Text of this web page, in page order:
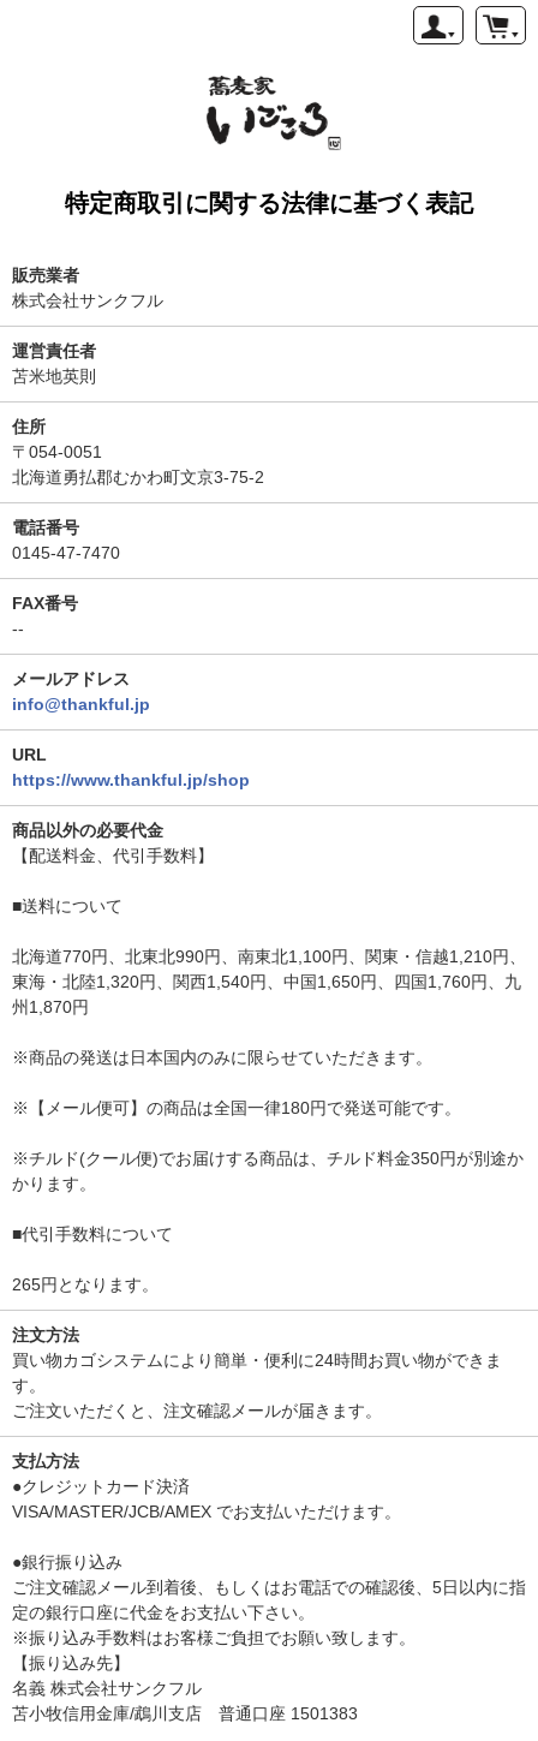
特定商取引に関する法律に基づく表記
販売業者
株式会社サンクフル
運営責任者
苫米地英則
住所
〒054-0051
北海道勇払郡むかわ町文京3-75-2
電話番号
0145-47-7470
FAX番号
--
メールアドレス
info@thankful.jp
URL
https://www.thankful.jp/shop
商品以外の必要代金
【配送料金、代引手数料】
■送料について
北海道770円、北東北990円、南東北1,100円、関東・信越1,210円、
東海・北陸1,320円、関西1,540円、中国1,650円、四国1,760円、九
州1,870円
※商品の発送は日本国内のみに限らせていただきます。
※【メール便可】の商品は全国一律180円で発送可能です。
※チルド(クール便)でお届けする商品は、チルド料金350円が別途か
かります。
■代引手数料について
265円となります。
注文方法
買い物カゴシステムにより簡単・便利に24時間お買い物ができま
す。
ご注文いただくと、注文確認メールが届きます。
支払方法
●クレジットカード決済
VISA/MASTER/JCB/AMEX でお支払いただけます。
●銀行振り込み
ご注文確認メール到着後、もしくはお電話での確認後、5日以内に指
定の銀行口座に代金をお支払い下さい。
※振り込み手数料はお客様ご負担でお願い致します。
【振り込み先】
名義 株式会社サンクフル
苫小牧信用金庫/鵡川支店 普通口座 1501383